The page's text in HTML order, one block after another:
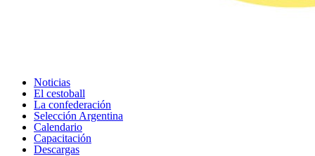
Noticias
El cestoball
La confederación
Selección Argentina
Calendario
Capacitación
Descargas